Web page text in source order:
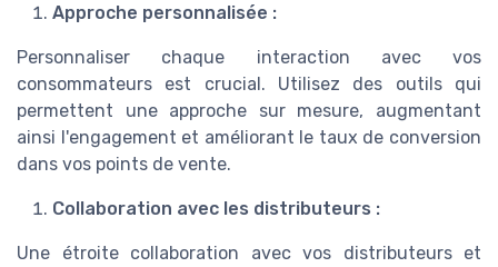
Approche personnalisée :
Personnaliser chaque interaction avec vos
consommateurs est crucial. Utilisez des outils qui
permettent une approche sur mesure, augmentant
ainsi l'engagement et améliorant le taux de conversion
dans vos points de vente.
Collaboration avec les distributeurs :
Une étroite collaboration avec vos distributeurs et